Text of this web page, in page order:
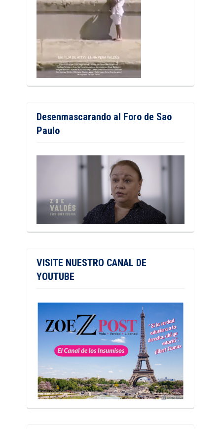
Desenmascarando al Foro de Sao
Paulo
VISITE NUESTRO CANAL DE
YOUTUBE